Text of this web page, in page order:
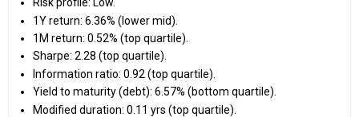
Risk profile: Low.
1Y return: 6.36% (lower mid).
1M return: 0.52% (top quartile).
Sharpe: 2.28 (top quartile).
Information ratio: 0.92 (top quartile).
Yield to maturity (debt): 6.57% (bottom quartile).
Modified duration: 0.11 yrs (top quartile).